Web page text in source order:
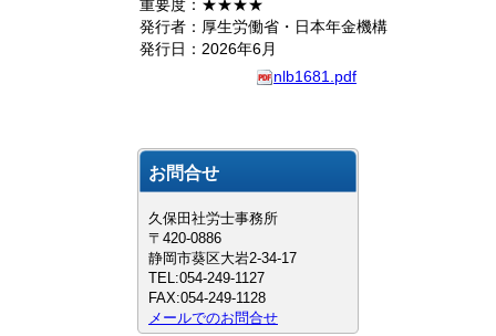
重要度：★★★★
発行者：厚生労働省・日本年金機構
発行日：2026年6月
nlb1681.pdf
お問合せ
久保田社労士事務所
〒420-0886
静岡市葵区大岩2-34-17
TEL:054-249-1127
FAX:054-249-1128
メールでのお問合せ